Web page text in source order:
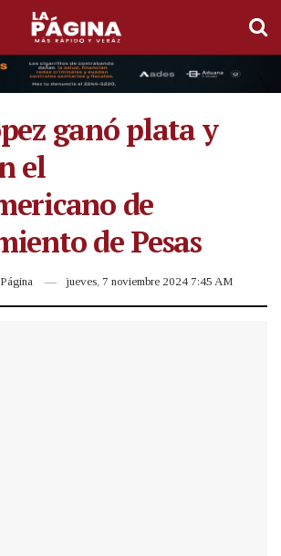
ganó plata y
el
de
de Pesas
jueves, 7 noviembre 2024 7:45 AM